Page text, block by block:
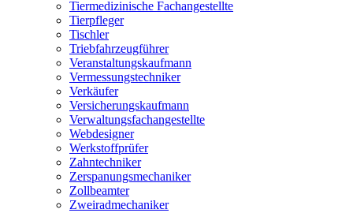
Tiermedizinische Fachangestellte
Tierpfleger
Tischler
Triebfahrzeugführer
Veranstaltungskaufmann
Vermessungstechniker
Verkäufer
Versicherungskaufmann
Verwaltungsfachangestellte
Webdesigner
Werkstoffprüfer
Zahntechniker
Zerspanungsmechaniker
Zollbeamter
Zweiradmechaniker